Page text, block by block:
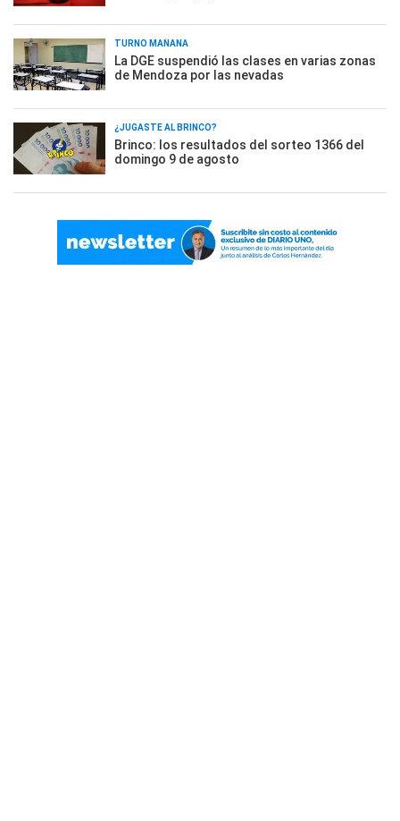
TURNO MAÑANA
La DGE suspendió las clases en varias zonas
de Mendoza por las nevadas
¿JUGASTE AL BRINCO?
Brinco: los resultados del sorteo 1366 del
domingo 9 de agosto